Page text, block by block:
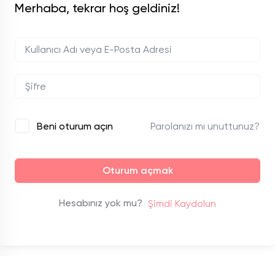
Merhaba, tekrar hoş geldiniz!
Beni oturum açın Parolanızı mı unuttunuz?
Oturum açmak
Hesabınız yok mu? Şimdi Kaydolun